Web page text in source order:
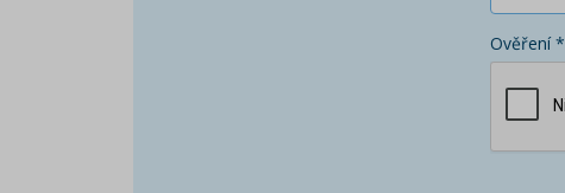
Ověření *